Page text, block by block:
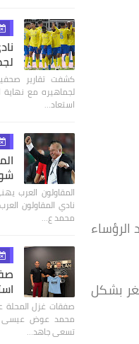
بشكل
كشفت تقارير
استعاد…
المقاولون العرب
نادي المقاولون
محمد ع…
صفقات غزل
محمد عوض عيسى
تسعى جاهد…